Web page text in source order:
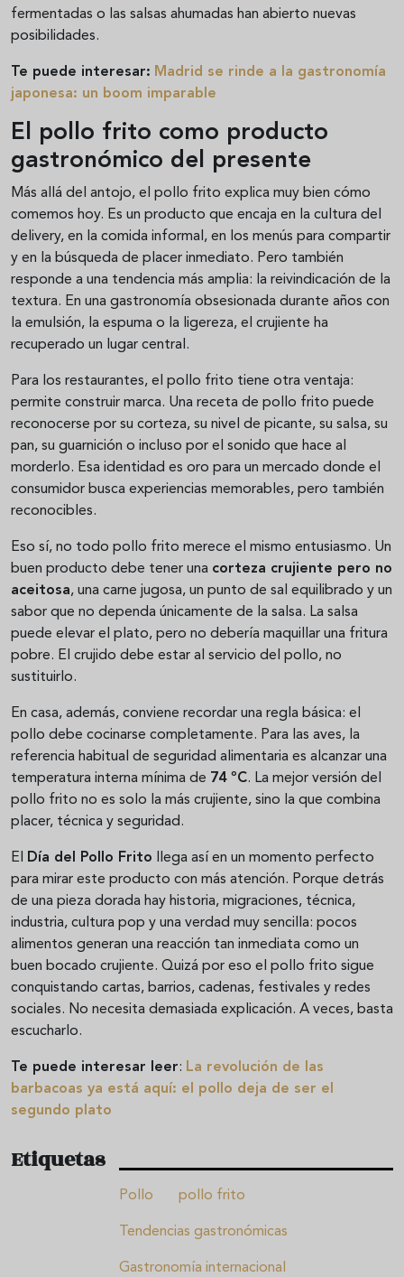
fermentadas o las salsas ahumadas han abierto nuevas
posibilidades.
Te puede interesar: Madrid se rinde a la gastronomía
japonesa: un boom imparable
El pollo frito como producto
gastronómico del presente
Más allá del antojo, el pollo frito explica muy bien cómo
comemos hoy. Es un producto que encaja en la cultura del
delivery, en la comida informal, en los menús para compartir
y en la búsqueda de placer inmediato. Pero también
responde a una tendencia más amplia: la reivindicación de la
textura. En una gastronomía obsesionada durante años con
la emulsión, la espuma o la ligereza, el crujiente ha
recuperado un lugar central.
Para los restaurantes, el pollo frito tiene otra ventaja:
permite construir marca. Una receta de pollo frito puede
reconocerse por su corteza, su nivel de picante, su salsa, su
pan, su guarnición o incluso por el sonido que hace al
morderlo. Esa identidad es oro para un mercado donde el
consumidor busca experiencias memorables, pero también
reconocibles.
Eso sí, no todo pollo frito merece el mismo entusiasmo. Un
buen producto debe tener una corteza crujiente pero no
aceitosa, una carne jugosa, un punto de sal equilibrado y un
sabor que no dependa únicamente de la salsa. La salsa
puede elevar el plato, pero no debería maquillar una fritura
pobre. El crujido debe estar al servicio del pollo, no
sustituirlo.
En casa, además, conviene recordar una regla básica: el
pollo debe cocinarse completamente. Para las aves, la
referencia habitual de seguridad alimentaria es alcanzar una
temperatura interna mínima de 74 ºC. La mejor versión del
pollo frito no es solo la más crujiente, sino la que combina
placer, técnica y seguridad.
El Día del Pollo Frito llega así en un momento perfecto
para mirar este producto con más atención. Porque detrás
de una pieza dorada hay historia, migraciones, técnica,
industria, cultura pop y una verdad muy sencilla: pocos
alimentos generan una reacción tan inmediata como un
buen bocado crujiente. Quizá por eso el pollo frito sigue
conquistando cartas, barrios, cadenas, festivales y redes
sociales. No necesita demasiada explicación. A veces, basta
escucharlo.
Te puede interesar leer: La revolución de las
barbacoas ya está aquí: el pollo deja de ser el
segundo plato
Etiquetas
Pollo pollo frito
Tendencias gastronómicas
Gastronomía internacional